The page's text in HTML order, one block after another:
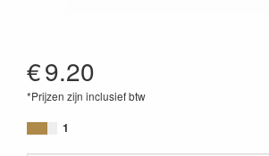
€9.20
*Prijzen zijn inclusief btw
1